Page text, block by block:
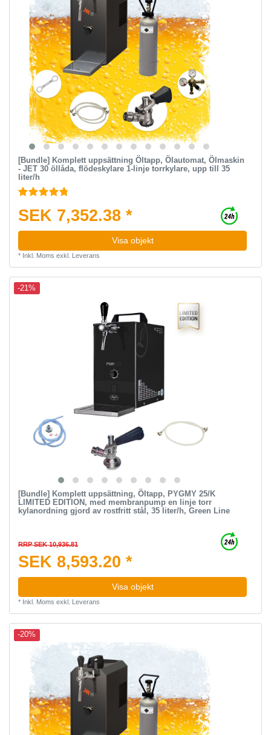
[Bundle] Komplett uppsättning Öltapp, Ölautomat, Ölmaskin
- JET 30 öllåda, flödeskylare 1-linje torrkylare, upp till 35
liter/h
SEK 7,352.38 *
Visa objekt
* Inkl. Moms exkl. Leverans
-21%
[Bundle] Komplett uppsättning, Öltapp, PYGMY 25/K
LIMITED EDITION, med membranpump en linje torr
kylanordning gjord av rostfritt stål, 35 liter/h, Green Line
RRP SEK 10,936.81
SEK 8,593.20 *
Visa objekt
* Inkl. Moms exkl. Leverans
-20%